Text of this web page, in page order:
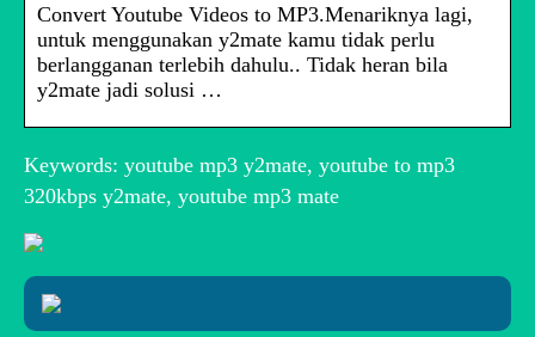
Convert Youtube Videos to MP3.Menariknya lagi,
untuk menggunakan y2mate kamu tidak perlu
berlangganan terlebih dahulu.. Tidak heran bila
y2mate jadi solusi …
Keywords: youtube mp3 y2mate, youtube to mp3
320kbps y2mate, youtube mp3 mate